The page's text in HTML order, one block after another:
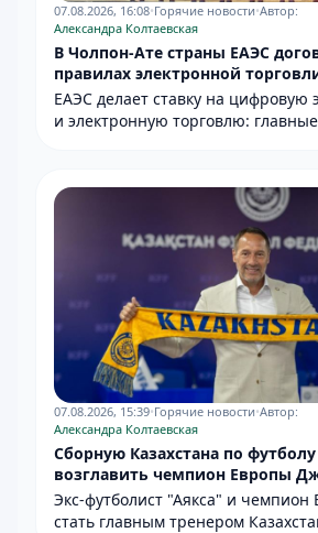
07.08.2026, 16:08•Горячие новости•Автор:
Александра Колтаевская
В Чолпон-Ате страны ЕАЭС
правилах электронной
ЕАЭС делает ставку на цифровую
и электронную торговлю:
07.08.2026, 15:39•Горячие новости•Автор:
Александра Колтаевская
Сборную Казахстана по
возглавить чемпион Европы
Экс-футболист "Аякса" и
стать главным тренером